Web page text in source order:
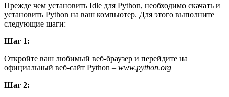
Прежде чем установить Idle для Python, необходимо скачать и
установить Python на ваш компьютер. Для этого выполните
следующие шаги:
Шаг 1:
Откройте ваш любимый веб-браузер и перейдите на
официальный веб-сайт Python – www.python.org
Шаг 2: